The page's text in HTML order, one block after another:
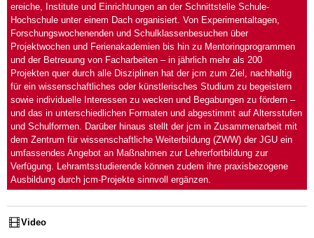
ereiche, Institute und Einrichtungen an der Schnittstelle Schule-
Hochschule unter einem Dach organisiert. Von Experimentaltagen,
Forschungswochenenden und Schulklassenbesuchen über
Projektwochen und Ferienakademien bis hin zu Mentoringprogrammen
und der Betreuung von Facharbeiten – in jährlich mehr als 200
Projekten quer durch alle Disziplinen hat der jcm zum Ziel, nachhaltig
für ein wissenschaftliches oder künstlerisches Studium zu begeistern
sowie individuelle Interessen zu wecken und Begabungen zu fördern –
und das in unterschiedlichen Formaten und abgestimmt auf Altersstufen
und Schulformen. Darüber hinaus stellt der jcm in Zusammenarbeit mit
dem Zentrum für wissenschaftliche Weiterbildung (ZWW) der JGU ein
umfassendes Angebot an Maßnahmen zur Lehrerfortbildung zur
Verfügung. Lehramtsstudierende können zudem ihre praxisbezogene
Ausbildung durch jcm-Projekte sinnvoll ergänzen.
Video